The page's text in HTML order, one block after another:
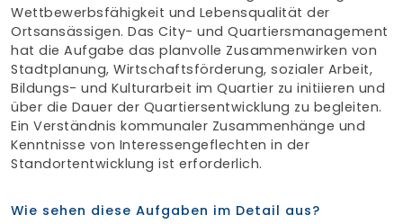
Wettbewerbsfähigkeit und Lebensqualität der
Ortsansässigen. Das City- und Quartiersmanagement
hat die Aufgabe das planvolle Zusammenwirken von
Stadtplanung, Wirtschaftsförderung, sozialer Arbeit,
Bildungs- und Kulturarbeit im Quartier zu initiieren und
über die Dauer der Quartiersentwicklung zu begleiten.
Ein Verständnis kommunaler Zusammenhänge und
Kenntnisse von Interessengeflechten in der
Standortentwicklung ist erforderlich.
Wie sehen diese Aufgaben im Detail aus?